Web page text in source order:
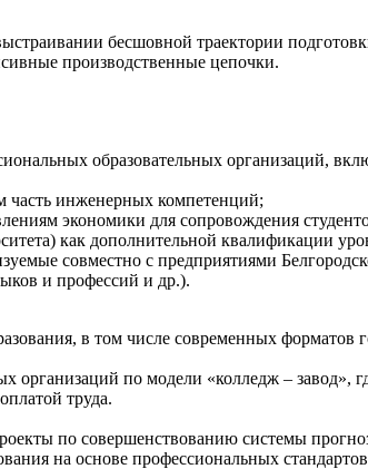
бесшовной траектории
производственные цепочки.
образовательных организаций,
инженерных компетенций;
экономики для сопровождения
как дополнительной квалификации
совместно с предприятиями
и профессий и др.).
в том числе современных форматов
организаций по модели «колледж – завод»,
труда.
по совершенствованию системы
на основе профессиональных